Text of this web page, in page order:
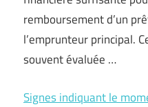
remboursement d’un
l’emprunteur principal.
souvent évaluée …
Signes indiquant le